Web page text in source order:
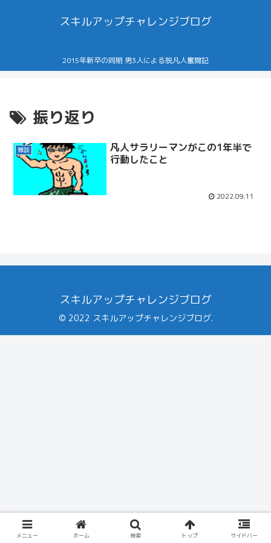
スキルアップチャレンジブログ
2015年新卒の同期 男3人による脱凡人奮闘記
振り返り
雑談
凡人サラリーマンがこの1年半で
行動したこと
2022.09.11
スキルアップチャレンジブログ
© 2022 スキルアップチャレンジブログ.
メニュー ホーム 検索 トップ サイドバー